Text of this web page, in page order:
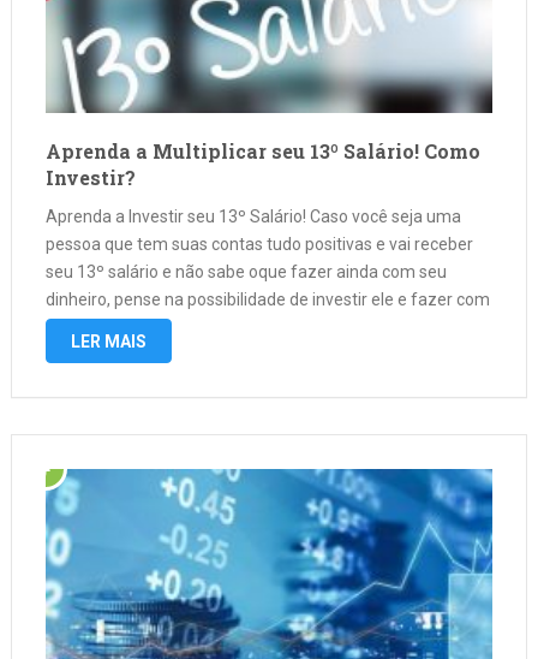
Aprenda a Multiplicar seu 13º Salário! Como
Investir?
Aprenda a Investir seu 13º Salário! Caso você seja uma
pessoa que tem suas contas tudo positivas e vai receber
seu 13º salário e não sabe oque fazer ainda com seu
dinheiro, pense na possibilidade de investir ele e fazer com
que ele renda mais para …
LER MAIS